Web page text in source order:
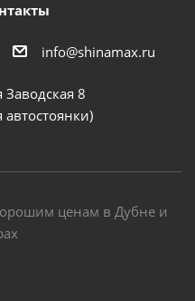
info@shinamax.ru
8
автостоянки)
ценам в Дубне и